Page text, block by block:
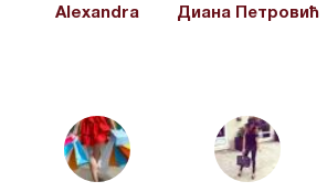
Alexandra Диана Петровић